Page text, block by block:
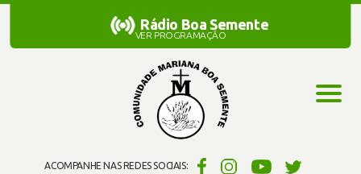
ACOMPANHE NAS REDES SOCIAIS:
Rádio Boa Semente
Rádio Boa Semente
VER PROGRAMAÇÃO